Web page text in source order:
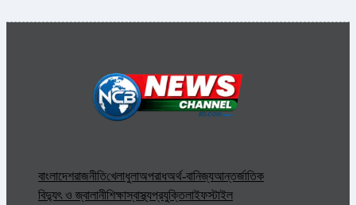
বাংলাদেশরাজনীতিখেলাধুলাঅপরাধঅর্থ-বানিজ্যআন্তর্জাতিক
বিদ্যুৎ ও জ্বালানীশিক্ষাস্বাস্থ্যপ্রযুক্তিলাইফস্টাইল